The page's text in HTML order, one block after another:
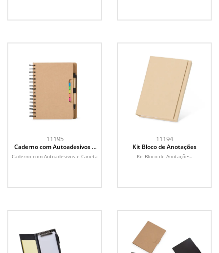
11195
Caderno com Autoadesivos e
Caneta
Caderno com Autoadesivos e Caneta
11194
Kit Bloco de Anotações
Kit Bloco de Anotações.